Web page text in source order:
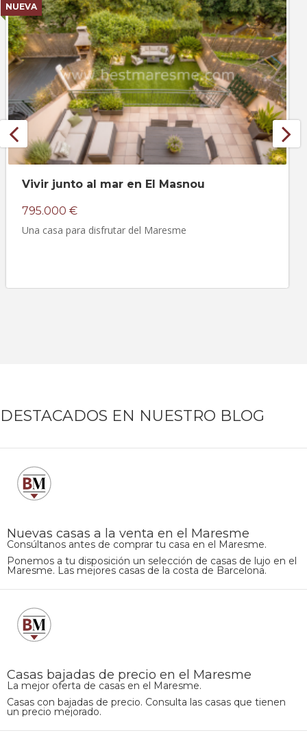
NUEVA
Vivir junto al mar en El Masnou
795.000 €
Una casa para disfrutar del Maresme
DESTACADOS EN NUESTRO BLOG
Nuevas casas a la venta en el Maresme
Consúltanos antes de comprar tu casa en el Maresme.
Ponemos a tu disposición un selección de casas de lujo en el
Maresme. Las mejores casas de la costa de Barcelona.
Casas bajadas de precio en el Maresme
La mejor oferta de casas en el Maresme.
Casas con bajadas de precio. Consulta las casas que tienen
un precio mejorado.